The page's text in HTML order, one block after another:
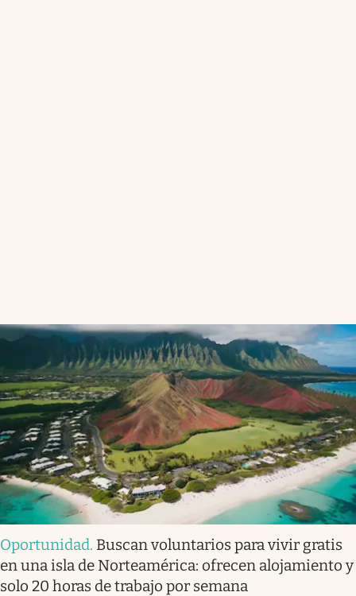
Oportunidad. Buscan voluntarios para vivir gratis
en una isla de Norteamérica: ofrecen alojamiento y
solo 20 horas de trabajo por semana